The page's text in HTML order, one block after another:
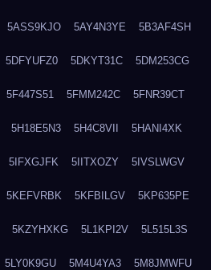
5ASS9KJO 5AY4N3YE 5B3AF4SH
5DFYUFZ0 5DKYT31C 5DM253CG
5F447S51 5FMM242C 5FNR39CT
5H18E5N3 5H4C8VII 5HANI4XK
5IFXGJFK 5IITXOZY 5IVSLWGV
5KEFVRBK 5KFBILGV 5KP635PE
5KZYHXKG 5L1KPI2V 5L515L3S
5LY0K9GU 5M4U4YA3 5M8JMWFU